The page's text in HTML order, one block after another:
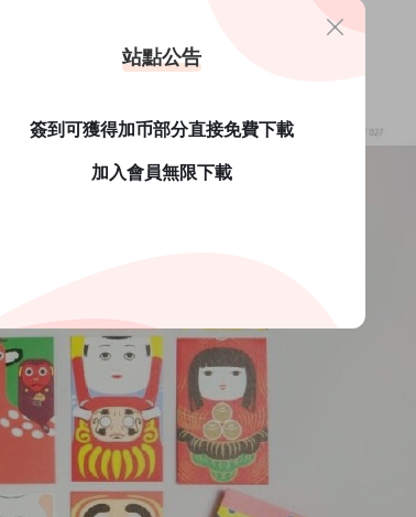
站點公告
簽到可獲得加币部分直接免費下載
加入會員無限下載